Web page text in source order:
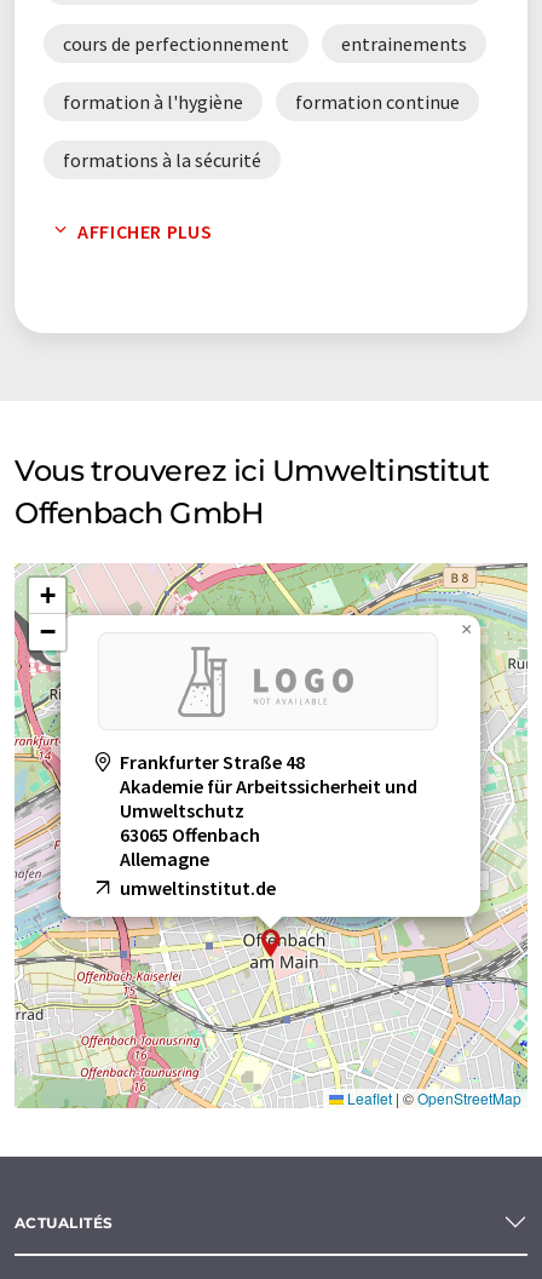
cours de perfectionnement entrainements
formation à l'hygiène formation continue
formations à la sécurité
AFFICHER PLUS
Vous trouverez ici Umweltinstitut
Offenbach GmbH
Frankfurter Straße 48
Akademie für Arbeitssicherheit und
Umweltschutz
63065 Offenbach
Allemagne
umweltinstitut.de
×
+
−
Leaflet | ©OpenStreetMap
ACTUALITÉS